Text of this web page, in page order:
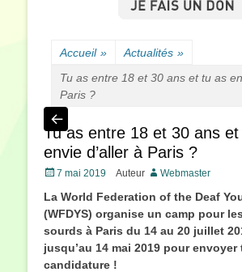
Accueil » Actualités »
Tu as entre 18 et 30 ans et tu as
Paris ?
Tu as entre 18 et 30 ans
envie d’aller à Paris ?
Posté7 mai 2019 Auteur Webmaster
La World Federation of the Deaf
(WFDYS) organise un camp pour
sourds à Paris du 14 au 20 juillet
jusqu’au 14 mai 2019 pour envoyer
candidature !